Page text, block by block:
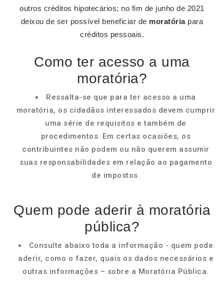
outros créditos hipotecários; no fim de junho de 2021
deixou de ser possível beneficiar de moratóriapara
créditos pessoais.
Como ter acesso a uma
moratória?
Ressalta-se que para ter acesso a uma
moratória, os cidadãos interessados devem cumprir
uma série de requisitos e também de
procedimentos. Em certas ocasiões, os
contribuintes não podem ou não querem assumir
suas responsabilidades em relação ao pagamento
de impostos.
Quem pode aderir à moratória
pública?
Consulte abaixo toda a informação - quem pode
aderir, como o fazer, quais os dados necessários e
outras informações – sobre a Moratória Pública.